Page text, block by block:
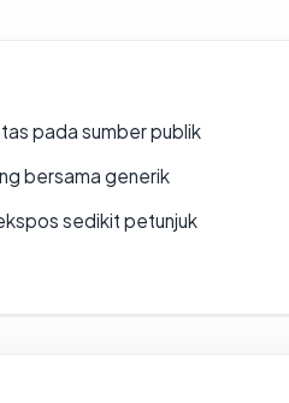
pada sumber publik
bersama generik
sedikit petunjuk